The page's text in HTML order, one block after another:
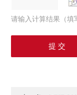
请输入计算结果（填